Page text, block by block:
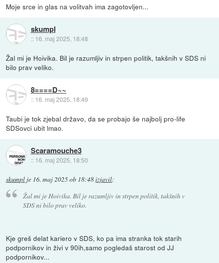
Moje srce in glas na volitvah ima zagotovljen...
skumpl
:: 16. maj 2025, 18:48
Žal mi je Hoivika. Bil je razumljiv in strpen politik, takšnih v SDS ni
bilo prav veliko.
8====D~~
:: 16. maj 2025, 18:49
Taubi je tok zjebal državo, da se probajo še najbolj pro-life
SDSovci ubit lmao.
Scaramouche3
:: 16. maj 2025, 18:50
skumpl je 16. maj 2025 ob 18:48izjavil:
Žal mi je Hoivika. Bil je razumljiv in strpen politik, takšnih v
SDS ni bilo prav veliko.
Kje greš delat kariero v SDS, ko pa ima stranka tok starih
podpornikov in živi v 90ih,samo pogledaš starost od JJ
podpornikov...